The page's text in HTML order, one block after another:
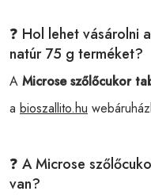
❓ Hol lehet vásárolni
natúr 75 g terméket?
A Microse szőlőcukor
a bioszallito.hu
❓ A Microse
van?